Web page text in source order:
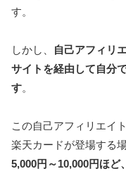
す。
しかし、
自己アフィリ
サイトを経由して自分
す。
この自己アフィリエイ
楽天カードが登場する
5,000円～10,000円ほ